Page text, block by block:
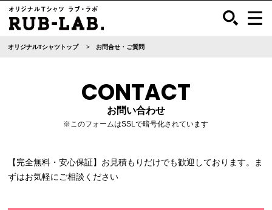
オリジナルTシャツトップ お問合せ・ご質問
CONTACT
お問い合わせ
※このフォームはSSLで暗号化されています
【完全無料・安心保証】お見積もりだけでも歓迎しております。ま
ずはお気軽にご相談ください